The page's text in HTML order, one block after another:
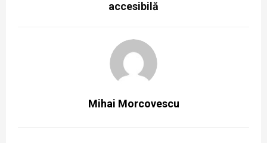
accesibilă
Mihai Morcovescu